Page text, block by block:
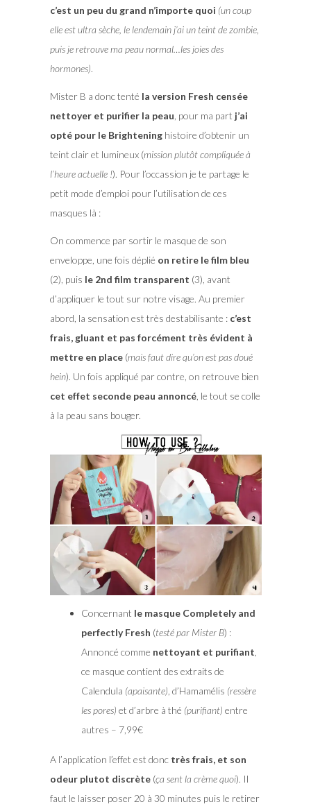
c’est un peu du grand n’importe quoi (un coup
elle est ultra sèche, le lendemain j’ai un teint de zombie,
puis je retrouve ma peau normal…les joies des
hormones).
Mister B a donc tenté la version Fresh censée
nettoyer et purifier la peau , pour ma part j’ai
opté pour le Brighteninghistoire d’obtenir un
teint clair et lumineux (mission plutôt compliquée à
l’heure actuelle !). Pour l’occassion je te partage le
petit mode d’emploi pour l’utilisation de ces
masques là :
On commence par sortir le masque de son
enveloppe, une fois déplié on retire le film bleu
(2), puis le 2nd film transparent (3), avant
d’appliquer le tout sur notre visage. Au premier
abord, la sensation est très destabilisante : c’est
frais, gluant et pas forcément très évident à
mettre en place(mais faut dire qu’on est pas doué
hein). Un fois appliqué par contre, on retrouve bien
cet effet seconde peau annoncé, le tout se colle
à la peau sans bouger.
Concernant le masque Completely and
perfectly Fresh (testé par Mister B) :
Annoncé comme nettoyant et purifiant,
ce masque contient des extraits de
Calendula (apaisante), d’Hamamélis (ressère
les pores) et d’arbre à thé (purifiant) entre
autres – 7,99€
A l’application l’effet est donctrès frais, et son
odeur plutot discrète(ça sent la crème quoi). Il
faut le laisser poser 20 à 30 minutes puis le retirer